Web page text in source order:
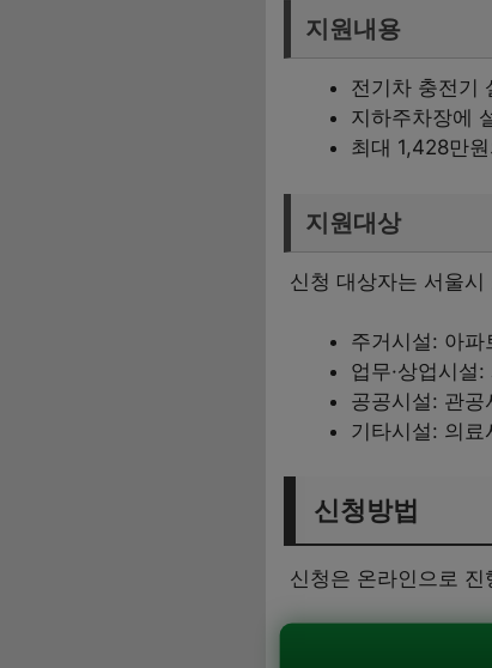
지원내용
전기차 충전기
지하주차장에
최대 1,428만
지원대상
신청 대상자는 서울
주거시설: 아
업무·상업시설
공공시설: 관
기타시설: 의료
신청방법
신청은 온라인으로